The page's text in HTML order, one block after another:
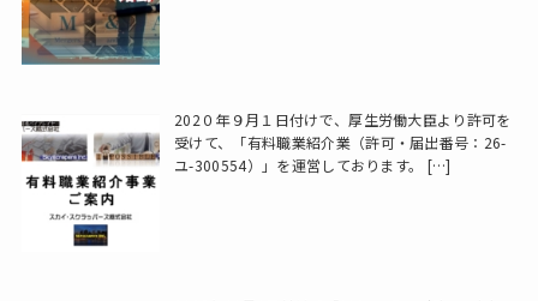
202０年９月１日付けで、厚生労働大臣より許可を
受けて、「有料職業紹介業（許可・届出番号：26-
ユ-300554）」を運営しております。
[…]